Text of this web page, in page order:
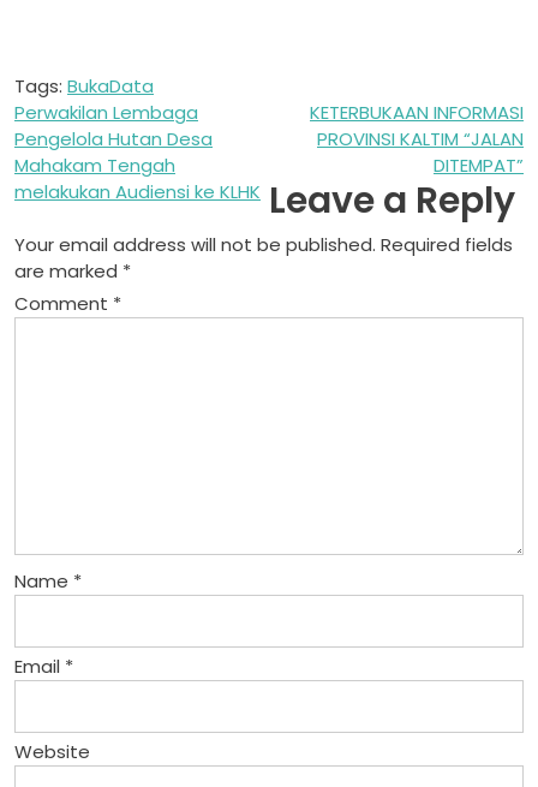
Tags: BukaData
Post
navigation
Perwakilan Lembaga
Pengelola Hutan Desa
Mahakam Tengah
melakukan Audiensi ke KLHK
KETERBUKAAN INFORMASI
PROVINSI KALTIM “JALAN
DITEMPAT”
Leave a Reply
Your email address will not be published. Required fields
are marked *
Comment *
Name *
Email *
Website